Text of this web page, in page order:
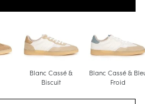
Blanc Cassé &
Biscuit
Blanc Cassé &
Froid